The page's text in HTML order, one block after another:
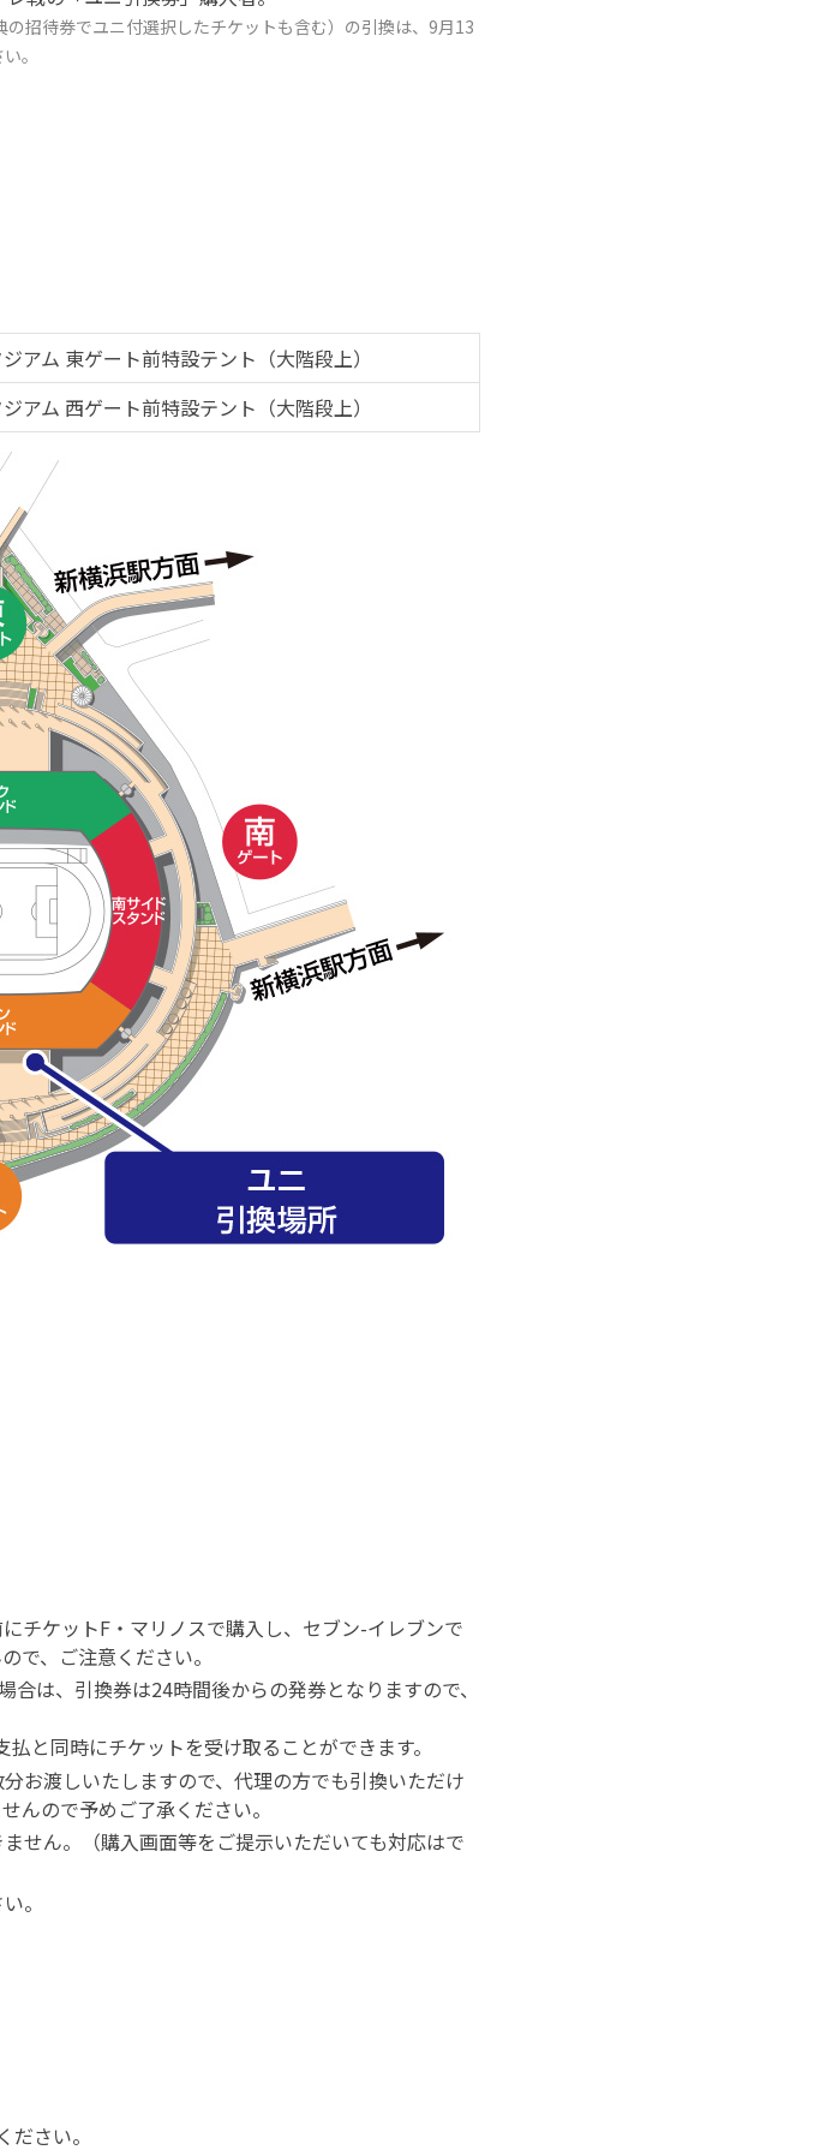
招待券でユニ付選択したチケットも含む）の引換は、9月13
。
アム 東ゲート前特設テント（大階段上）
アム 西ゲート前特設テント（大階段上）
チケットF・マリノスで購入し、セブン-イレブンで
で、ご注意ください。
は、引換券は24時間後からの発券となりますので、
と同時にチケットを受け取ることができます。
お渡しいたしますので、代理の方でも引換いただけ
んので予めご了承ください。
せん。（購入画面等をご提示いただいても対応はで
。
ださい。